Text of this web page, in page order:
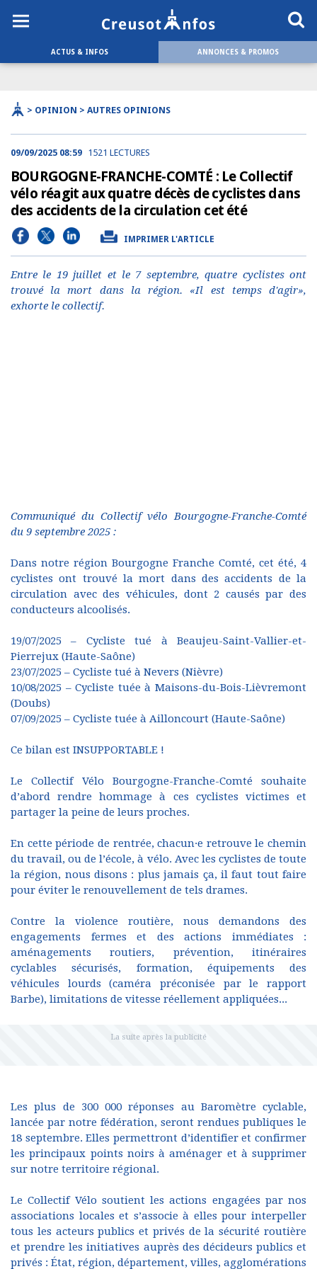
ACTUS & INFOS ANNONCES & PROMOS
> OPINION > AUTRES OPINIONS
09/09/2025 08:59 1521 LECTURES
BOURGOGNE-FRANCHE-COMTÉ : Le Collectif
vélo réagit aux quatre décès de cyclistes dans
des accidents de la circulation cet été
IMPRIMER L'ARTICLE
Entre le 19 juillet et le 7 septembre, quatre cyclistes ont
trouvé la mort dans la région. «Il est temps d'agir»,
exhorte le collectif.
Communiqué du Collectif vélo Bourgogne-Franche-Comté
du 9 septembre 2025 :
Dans notre région Bourgogne Franche Comté, cet été, 4
cyclistes ont trouvé la mort dans des accidents de la
circulation avec des véhicules, dont 2 causés par des
conducteurs alcoolisés.
19/07/2025 – Cycliste tué à Beaujeu-Saint-Vallier-et-
Pierrejux (Haute-Saône)
23/07/2025 – Cycliste tué à Nevers (Nièvre)
10/08/2025 – Cycliste tuée à Maisons-du-Bois-Lièvremont
(Doubs)
07/09/2025 – Cycliste tuée à Ailloncourt (Haute-Saône)
Ce bilan est INSUPPORTABLE !
Le Collectif Vélo Bourgogne-Franche-Comté souhaite
d’abord rendre hommage à ces cyclistes victimes et
partager la peine de leurs proches.
En cette période de rentrée, chacun·e retrouve le chemin
du travail, ou de l’école, à vélo. Avec les cyclistes de toute
la région, nous disons : plus jamais ça, il faut tout faire
pour éviter le renouvellement de tels drames.
Contre la violence routière, nous demandons des
engagements fermes et des actions immédiates :
aménagements routiers, prévention, itinéraires
cyclables sécurisés, formation, équipements des
véhicules lourds (caméra préconisée par le rapport
Barbe), limitations de vitesse réellement appliquées...
Les plus de 300 000 réponses au Baromètre cyclable,
lancée par notre fédération, seront rendues publiques le
18 septembre. Elles permettront d’identifier et confirmer
les principaux points noirs à aménager et à supprimer
sur notre territoire régional.
Le Collectif Vélo soutient les actions engagées par nos
associations locales et s’associe à elles pour interpeller
tous les acteurs publics et privés de la sécurité routière
et prendre les initiatives auprès des décideurs publics et
privés : État, région, département, villes, agglomérations